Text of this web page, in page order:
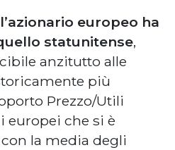
l’azionario europeo ha
statunitense,
anzitutto alle
più
Prezzo/Utili
europei che si è
la media degli